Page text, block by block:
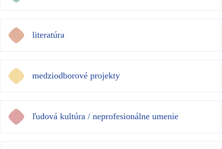
literatúra
medziodborové projekty
ľudová kultúra / neprofesionálne umenie